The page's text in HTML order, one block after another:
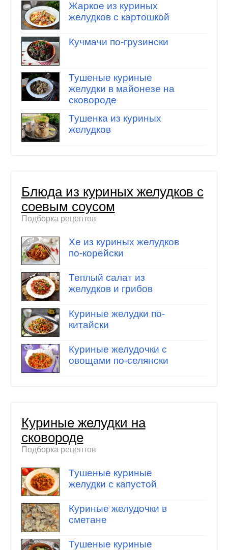
Жаркое из куриных
желудков с картошкой
Кучмачи по-грузински
Тушеные куриные
желудки в майонезе на
сковороде
Тушенка из куриных
желудков
Блюда из куриных желудков с
соевым соусом
Подборка рецептов
Хе из куриных желудков
по-корейски
Теплый салат из
желудков и грибов
Куриные желудки по-
китайски
Куриные желудочки с
овощами по-селянски
Куриные желудки на
сковороде
Подборка рецептов
Тушеные куриные
желудки с капустой
Куриные желудочки в
сметане
Тушеные куриные